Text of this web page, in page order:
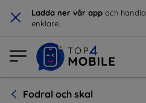
× Ladda ner vår app och handla
enklare.
Fodral och skal